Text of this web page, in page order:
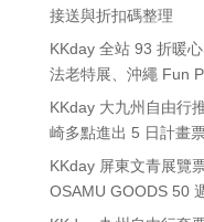
接送與折扣碼整理
KKday 全站 93 折暖
法老特展、沖繩 Fun
KKday 大九州自由行
崎多點進出 5 日計畫
KKday 屏東文青展覽
OSAMU GOODS 50